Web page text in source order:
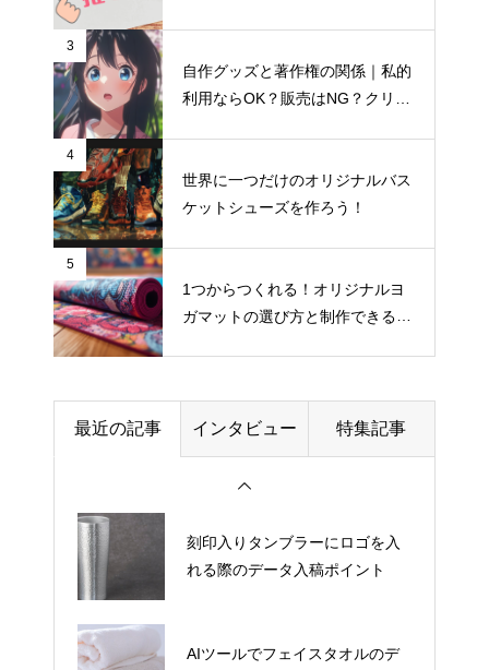
3
自作グッズと著作権の関係｜私的
利用ならOK？販売はNG？クリエ
4
世界に一つだけのオリジナルバス
ケットシューズを作ろう！
5
1つからつくれる！オリジナルヨ
ガマットの選び方と制作できるお
最近の記事 インタビュー 特集記事
アクリルスタンド制作初心者必
ペットチャームを売りたい人は
要チェック！|商品写真の撮影ガ
イド
クリエイター活動を「副業」か
展示会ノベルティポーチを選ぶ
刻印入りタンブラーにロゴを入
れる際のデータ入稿ポイント
AIツールでフェイスタオルのデ